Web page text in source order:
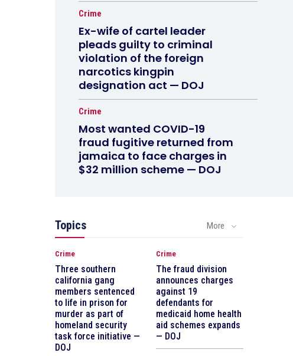
Crime
Ex-wife of cartel leader
pleads guilty to criminal
violation of the foreign
narcotics kingpin
designation act — DOJ
Crime
Most wanted COVID-19
fraud fugitive returned from
jamaica to face charges in
$32 million scheme — DOJ
Topics More
Crime
Three southern
california gang
members sentenced
to life in prison for
murder as part of
homeland security
task force initiative —
DOJ
Crime
The fraud division
announces charges
against 19
defendants for
medicaid home health
aid schemes expands
— DOJ